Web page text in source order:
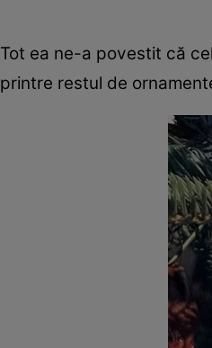
Tot ea ne-a povestit că
printre restul de